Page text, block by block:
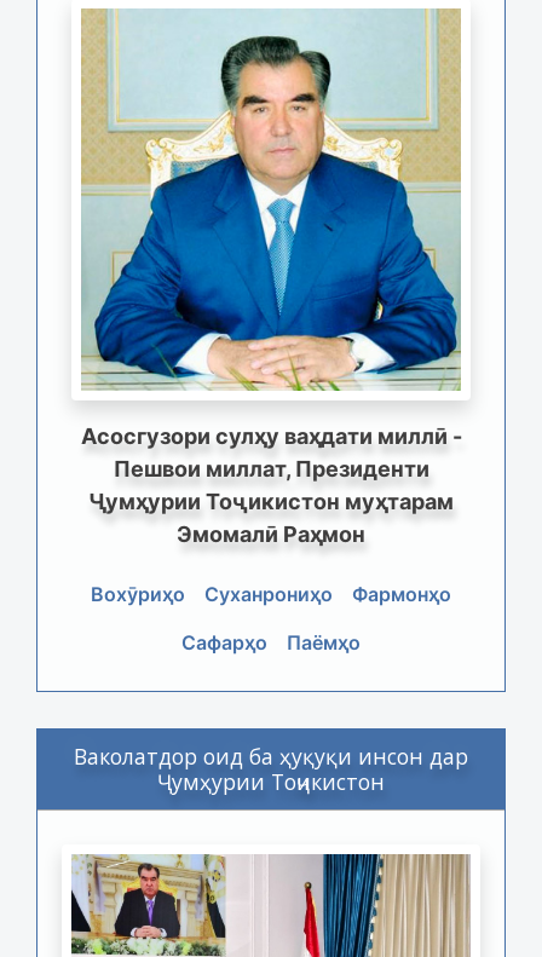
Асосгузори сулҳу ваҳдати миллӣ -
Пешвои миллат, Президенти
Ҷумҳурии Тоҷикистон муҳтарам
Эмомалӣ Раҳмон
Вохӯриҳо Суханрониҳо
Фармонҳо
Сафарҳо
Паёмҳо
Ваколатдор оид ба ҳуқуқи инсон дар
Ҷумҳурии Тоҷикистон